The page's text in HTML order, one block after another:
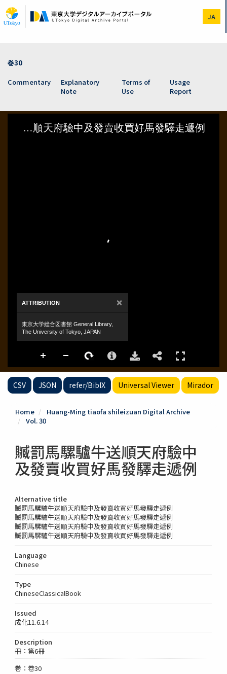
to
main
JA
巻30
Commentary
Explanatory
Note
Terms of
Use
Usage
Report
CSV JSON refer/BibIX Universal Viewer Mirador
Home
Huang-Ming tiaofa shileizuan Digital Archive
Vol. 30
贓罰馬騾驢牛送順天府驗中
及發賣收買好馬發驛走遞例
Alternative title
贓罰馬騾驢牛送順天府驗中及發賣收買好馬發驛走遞例
贓罰馬騾驢牛送順天府驗中及發賣收買好馬發驛走遞例
贓罰馬騾驢牛送順天府驗中及發賣收買好馬發驛走遞例
贓罰馬騾驢牛送順天府驗中及發賣收買好馬發驛走遞例
Language
Chinese
Type
ChineseClassicalBook
Issued
成化11.6.14
Description
冊：第6冊
巻：卷30